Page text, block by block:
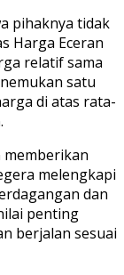
pihaknya tidak
Harga Eceran
relatif sama
satu
di atas rata-
memberikan
melengkapi
dan
penting
berjalan sesuai